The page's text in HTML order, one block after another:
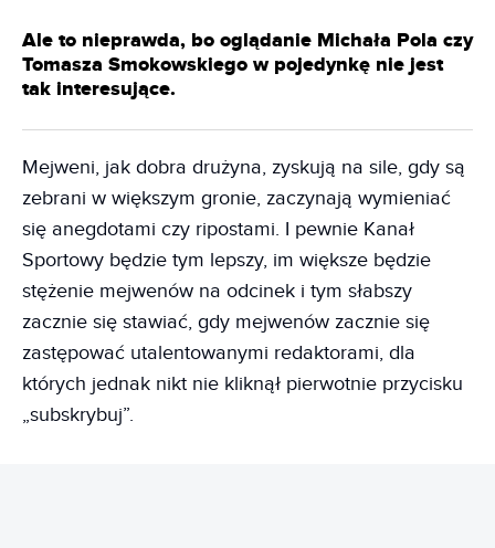
Ale to nieprawda, bo oglądanie Michała Pola czy
Tomasza Smokowskiego w pojedynkę nie jest
tak interesujące.
Mejweni, jak dobra drużyna, zyskują na sile, gdy są
zebrani w większym gronie, zaczynają wymieniać
się anegdotami czy ripostami. I pewnie Kanał
Sportowy będzie tym lepszy, im większe będzie
stężenie mejwenów na odcinek i tym słabszy
zacznie się stawiać, gdy mejwenów zacznie się
zastępować utalentowanymi redaktorami, dla
których jednak nikt nie kliknął pierwotnie przycisku
„subskrybuj”.